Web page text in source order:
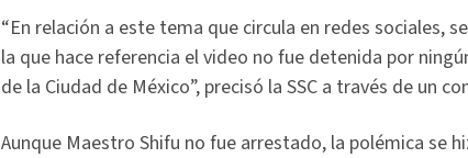
“En relación a este tema que circula en redes sociales,
la que hace referencia el video no fue detenida por
de la Ciudad de México”, precisó la SSC a través de un
Aunque Maestro Shifu no fue arrestado, la polémica se